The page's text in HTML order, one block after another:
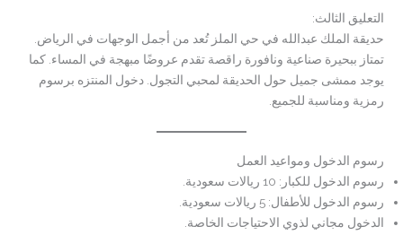
التعليق الثالث:
حديقة الملك عبدالله في حي الملز تُعد من أجمل الوجهات في الرياض.
تمتاز ببحيرة صناعية ونافورة راقصة تقدم عروضًا مبهجة في المساء. كما
يوجد ممشى جميل حول الحديقة لمحبي التجول. دخول المنتزه برسوم
رمزية ومناسبة للجميع.
رسوم الدخول ومواعيد العمل
رسوم الدخول للكبار: 10 ريالات سعودية.
رسوم الدخول للأطفال: 5 ريالات سعودية.
الدخول مجاني لذوي الاحتياجات الخاصة.